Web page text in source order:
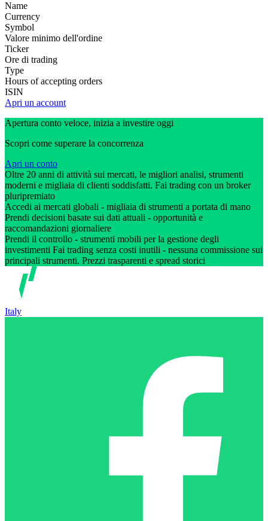
Name
Currency
Symbol
Valore minimo dell'ordine
Ticker
Ore di trading
Type
Hours of accepting orders
ISIN
Apri un account
Apertura conto veloce, inizia a investire oggi
Scopri come superare la concorrenza
Apri un conto
Oltre 20 anni di attività sui mercati, le migliori analisi, strumenti
moderni e migliaia di clienti soddisfatti. Fai trading con un broker
pluripremiato
Accedi ai mercati globali - migliaia di strumenti a portata di mano
Prendi decisioni basate sui dati attuali - opportunità e
raccomandazioni giornaliere
Prendi il controllo - strumenti mobili per la gestione degli
investimenti Fai trading senza costi inutili - nessuna commissione sui
principali strumenti. Prezzi trasparenti e spread storici
Italy